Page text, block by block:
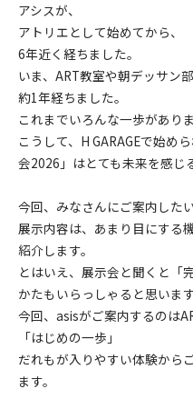
アシスが、
アトリエとして始めてから、
6年近く経ちました。
いま、ART教室や朝デッサン
約1年経ちました。
これまでいろんな一歩があり
こうして、H GARAGEで始め
会2026」はとても未来を感じ
今回、みなさんにご案内したい
展示内容は、あまり目にする
紹介します。
とはいえ、展示会と聞くと「
かたもいらっしゃると思います
今回、asisがご案内するのは
「はじめの一歩」
だれもが入りやすい体験から
ます。